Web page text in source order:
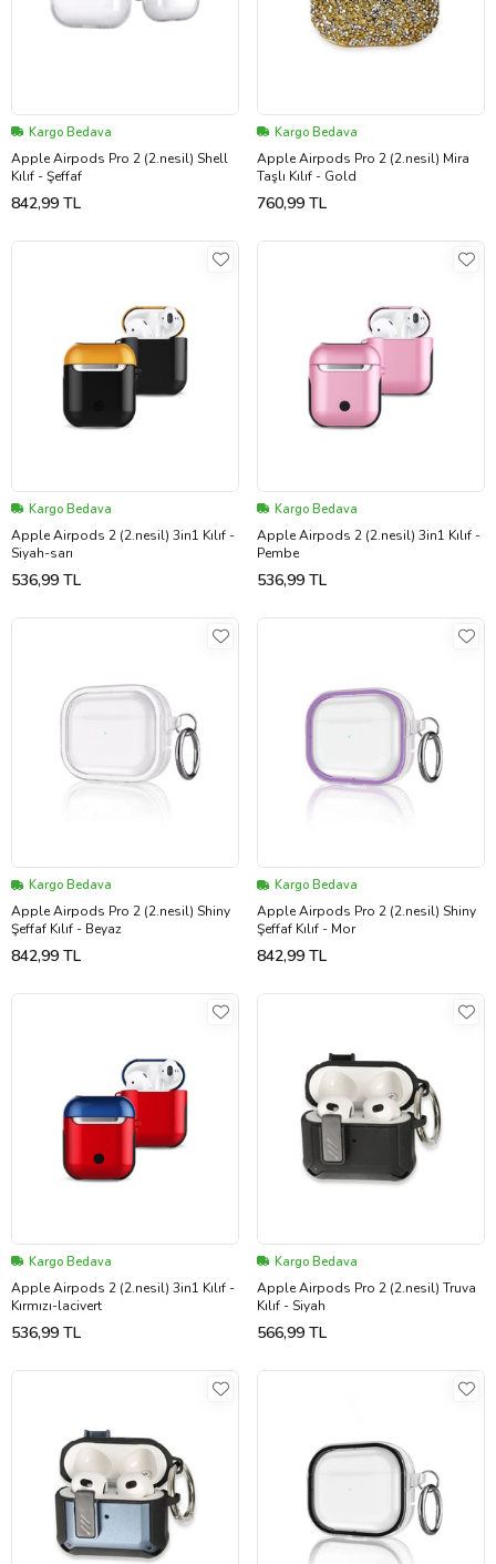
Kargo Bedava
Apple Airpods Pro 2 (2.nesil) Shell
Kılıf - Şeffaf
842,99 TL
Kargo Bedava
Apple Airpods Pro 2 (2.nesil) Mira
Taşlı Kılıf - Gold
760,99 TL
Kargo Bedava
Apple Airpods 2 (2.nesil) 3in1 Kılıf -
Siyah-sarı
536,99 TL
Kargo Bedava
Apple Airpods 2 (2.nesil) 3in1 Kılıf -
Pembe
536,99 TL
Kargo Bedava
Apple Airpods Pro 2 (2.nesil) Shiny
Şeffaf Kılıf - Beyaz
842,99 TL
Kargo Bedava
Apple Airpods Pro 2 (2.nesil) Shiny
Şeffaf Kılıf - Mor
842,99 TL
Kargo Bedava
Apple Airpods 2 (2.nesil) 3in1 Kılıf -
Kırmızı-lacivert
536,99 TL
Kargo Bedava
Apple Airpods Pro 2 (2.nesil) Truva
Kılıf - Siyah
566,99 TL